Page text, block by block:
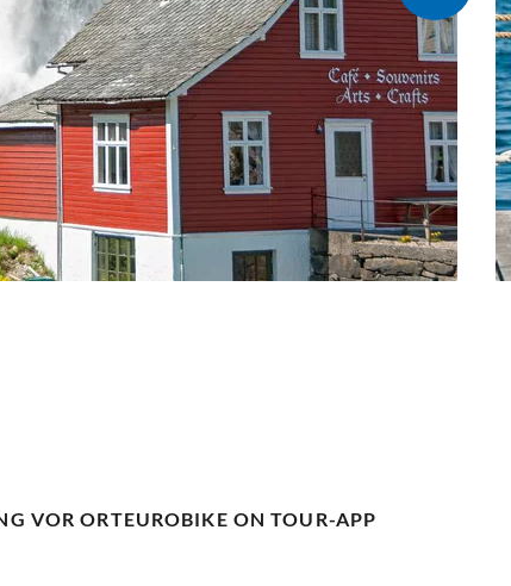
VOR ORTEUROBIKE ON TOUR-APP